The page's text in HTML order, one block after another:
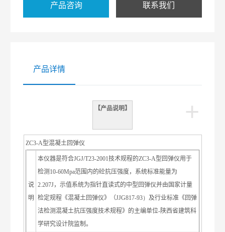
产品咨询 联系我们
产品详情
+
【产品说明】
ZC3-A型混凝土回弹仪
说
明
本仪器是符合JGJ/T23-2001技术规程的ZC3-A型回弹仪用于
检测 10-60Mpa范围内的砼抗压强度，系统标准能量为
2.207J，示值系统为指针直读式的中型回弹仪并由国家计量
检定规程《混凝土回弹仪》（JJG817-93） 及行业标准《回弹
法检测混凝土抗压强度技术规程》的主编单位-陕西省建筑科
学研究设计院监制。